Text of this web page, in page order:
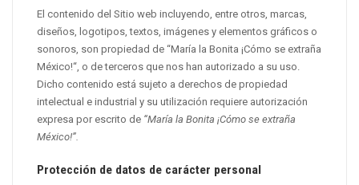
El contenido del Sitio web incluyendo, entre otros, marcas,
diseños, logotipos, textos, imágenes y elementos gráficos o
sonoros, son propiedad de “María la Bonita ¡Cómo se extraña
México!“, o de terceros que nos han autorizado a su uso.
Dicho contenido está sujeto a derechos de propiedad
intelectual e industrial y su utilización requiere autorización
expresa por escrito de “María la Bonita ¡Cómo se extraña
México!”.
Protección de datos de carácter personal